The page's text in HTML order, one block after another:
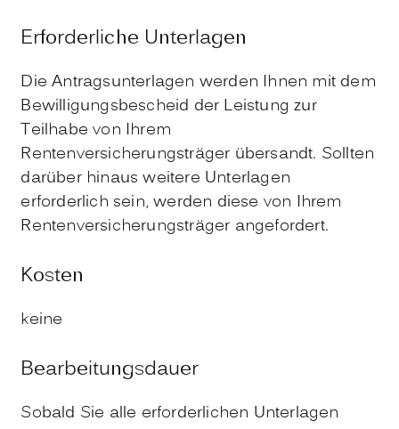
Erforderliche Unterlagen
Die Antragsunterlagen werden Ihnen mit dem
Bewilligungsbescheid der Leistung zur
Teilhabe von Ihrem
Rentenversicherungsträger übersandt. Sollten
darüber hinaus weitere Unterlagen
erforderlich sein, werden diese von Ihrem
Rentenversicherungsträger angefordert.
Kosten
keine
Bearbeitungsdauer
Sobald Sie alle erforderlichen Unterlagen